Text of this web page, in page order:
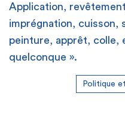
Application,
imprégnation, cuisson,
peinture, apprêt,
quelconque ».
Politique